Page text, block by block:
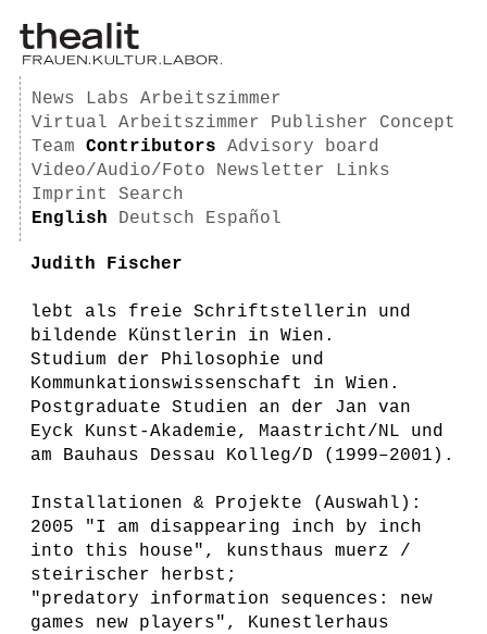
News Labs
Arbeitszimmer
Virtual Arbeitszimmer
Publisher
Concept
Team
Contributors
Advisory board
Video/Audio/Foto
Newsletter
Links
Imprint
Search
English
Deutsch Español
Judith Fischer
lebt als freie Schriftstellerin und
bildende Künstlerin in Wien.
Studium der Philosophie und
Kommunkationswissenschaft in Wien.
Postgraduate Studien an der Jan van
Eyck Kunst-Akademie, Maastricht/NL und
am Bauhaus Dessau Kolleg/D (1999–2001).
Installationen & Projekte (Auswahl):
2005 "I am disappearing inch by inch
into this house", kunsthaus muerz /
steirischer herbst;
"predatory information sequences: new
games new players", Kunestlerhaus